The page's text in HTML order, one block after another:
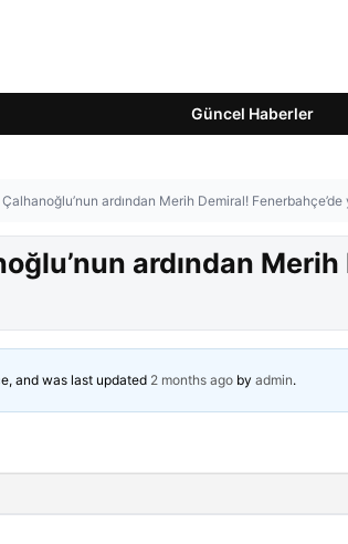
Güncel Haberler
ardından Merih Demiral! Fenerbahçe’de
ardından
and was last updated 2 months ago by admin.